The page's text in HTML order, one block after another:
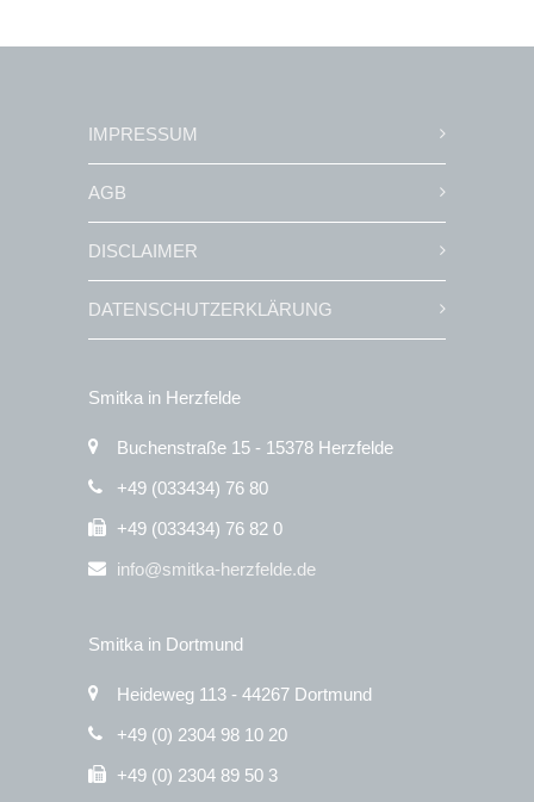
IMPRESSUM
AGB
DISCLAIMER
DATENSCHUTZERKLÄRUNG
Smitka in Herzfelde
Buchenstraße 15 - 15378 Herzfelde
+49 (033434) 76 80
+49 (033434) 76 82 0
info@smitka-herzfelde.de
Smitka in Dortmund
Heideweg 113 - 44267 Dortmund
+49 (0) 2304 98 10 20
+49 (0) 2304 89 50 3